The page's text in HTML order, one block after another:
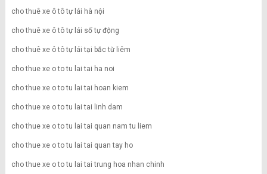
cho thuê xe ô tô tự lái hà nội
cho thuê xe ô tô tự lái số tự động
cho thuê xe ô tô tự lái tại bắc từ liêm
cho thue xe o to tu lai tai ha noi
cho thue xe o to tu lai tai hoan kiem
cho thue xe o to tu lai tai linh dam
cho thue xe o to tu lai tai quan nam tu liem
cho thue xe o to tu lai tai quan tay ho
cho thue xe o to tu lai tai trung hoa nhan chinh